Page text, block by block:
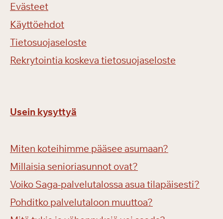
Evästeet
Käyttöehdot
Tietosuojaseloste
Rekrytointia koskeva tietosuojaseloste
Usein kysyttyä
Miten koteihimme pääsee asumaan?
Millaisia senioriasunnot ovat?
Voiko Saga-palvelutalossa asua tilapäisesti?
Pohditko palvelutaloon muuttoa?